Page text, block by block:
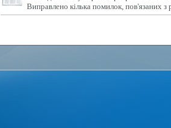
Виправлено кілька помилок, пов'язаних з